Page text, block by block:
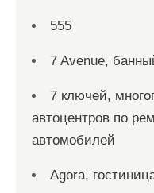
555
7 Avenue,
7 ключей,
автоцентров по
автомобилей
Agora,